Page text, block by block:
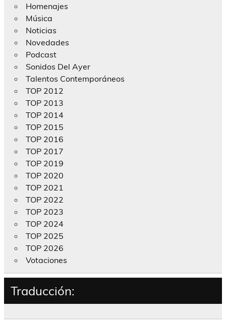
Homenajes
Música
Noticias
Novedades
Podcast
Sonidos Del Ayer
Talentos Contemporáneos
TOP 2012
TOP 2013
TOP 2014
TOP 2015
TOP 2016
TOP 2017
TOP 2019
TOP 2020
TOP 2021
TOP 2022
TOP 2023
TOP 2024
TOP 2025
TOP 2026
Votaciones
Traducción: